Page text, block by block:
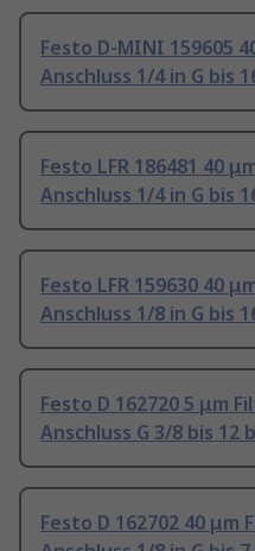
Festo D-MINI 159605
Anschluss 1/4 in G bis
Festo LFR 186481 40
Anschluss 1/4 in G bis
Festo LFR 159630 40
Anschluss 1/8 in G bis
Festo D 162720 5 μm
Anschluss G 3/8 bis 12
Festo D 162702 40